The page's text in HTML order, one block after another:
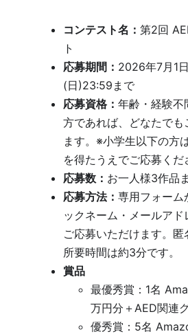
コンテスト名：第2回
ト
応募期間： 2026年7月1
(日)23:59まで
応募資格：年齢・経験不
方であれば、どなたでも
ます。※小学生以下の方
を得たうえでご応募くだ
応募数： お一人様3作品
応募方法：専用フォーム
ックネーム・メールアド
ご応募いただけます。匿
所要時間は約3分です。
賞品
最優秀賞：1名
万円分＋AED関連
優秀賞：5名